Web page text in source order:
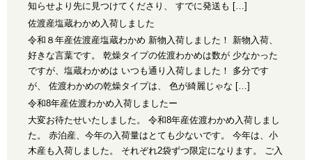
知らせより先に見つけてくださり、 すでに発送も […]
佐渡産塩蔵わかめ入荷しました
令和８年産佐渡産塩蔵わかめ 新物入荷しました！ 新物入荷、
好きな言葉です。 乾燥タイプの佐渡わかめは数が 少なかった
ですが、塩蔵わかめは いつも通り入荷しました！ 多分です
が、 佐渡わかめの乾燥タイプは、 色が綺麗じゃな […]
令和8年産佐渡わかめ入荷しましたー
大変お待たせいたしました。 令和8年産佐渡わかめ入荷しまし
た。 赤泊産、今年の入荷量はとても少ないです。 今年は、小
木産も入荷しました。 それぞれ2袋ずつ限定になります。 ご入